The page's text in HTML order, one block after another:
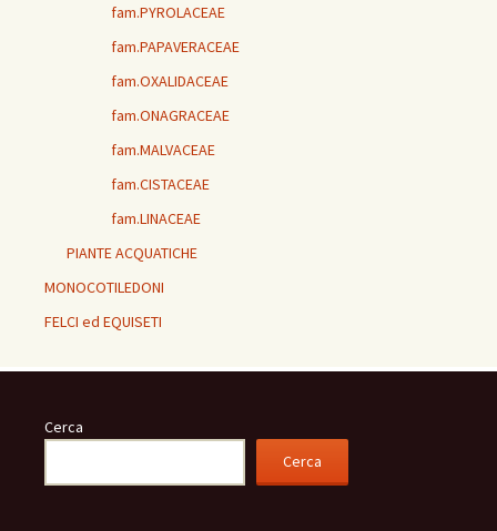
fam.PYROLACEAE
fam.PAPAVERACEAE
fam.OXALIDACEAE
fam.ONAGRACEAE
fam.MALVACEAE
fam.CISTACEAE
fam.LINACEAE
PIANTE ACQUATICHE
MONOCOTILEDONI
FELCI ed EQUISETI
Cerca
Cerca